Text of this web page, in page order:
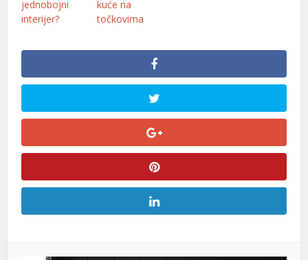
jednobojni
interijer?
kuće na
točkovima